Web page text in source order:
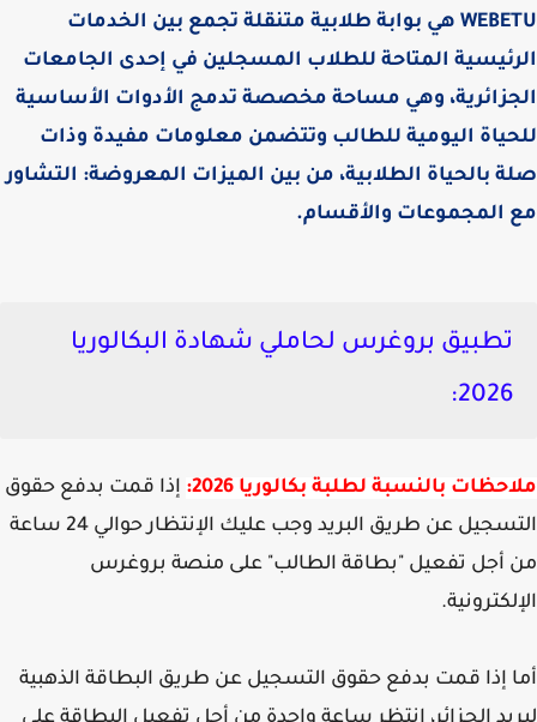
WEBETU هي بوابة طلابية متنقلة تجمع بين الخدمات
المتاحة للطلاب المسجلين في إحدى الجامعات
وهي مساحة مخصصة تدمج الأدوات الأساسية
اليومية للطالب وتتضمن معلومات مفيدة وذات
بالحياة الطلابية، من بين الميزات المعروضة: التشاور
المجموعات والأقسام.
تطبيق بروغرس لحاملي شهادة البكالوريا
2026:
بالنسبة لطلبة بكالوريا 2026:
إذا قمت بدفع حقوق
التسجيل عن طريق البريد وجب عليك الإنتظار حوالي 24 ساعة
أجل تفعيل "بطاقة الطالب" على منصة بروغرس
إذا قمت بدفع حقوق التسجيل عن طريق البطاقة الذهبية